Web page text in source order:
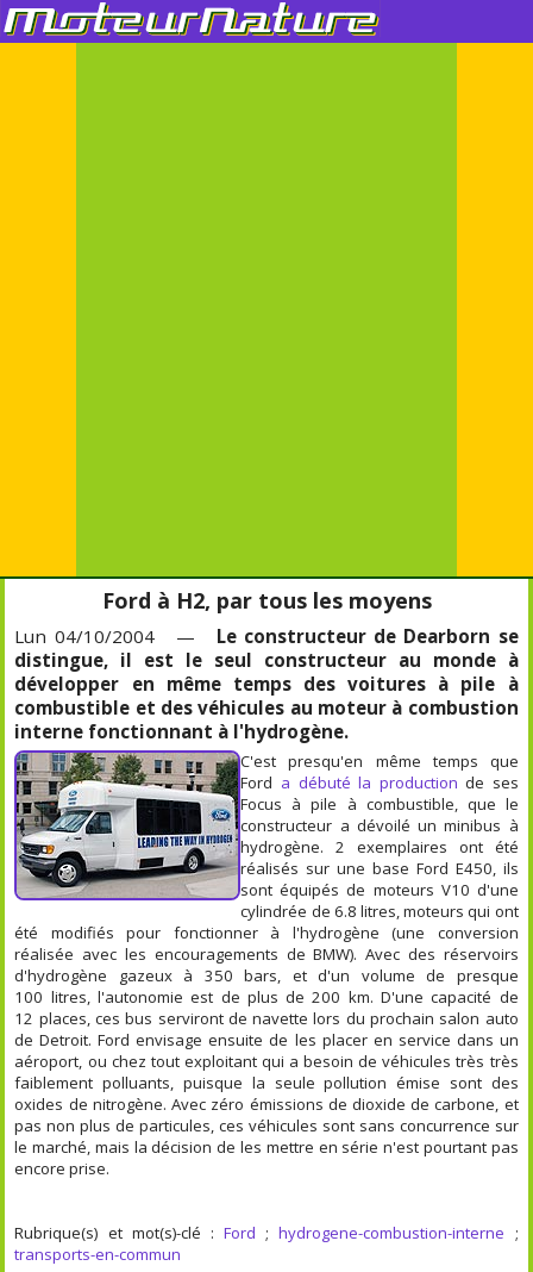
Ford à H2, par tous les moyens
Lun 04/10/2004 — Le constructeur de Dearborn se
distingue, il est le seul constructeur au monde à
développer en même temps des voitures à pile à
combustible et des véhicules au moteur à combustion
interne fonctionnant à l'hydrogène.
C'est presqu'en même temps que
Ford a débuté la production de ses
Focus à pile à combustible, que le
constructeur a dévoilé un minibus à
hydrogène. 2 exemplaires ont été
réalisés sur une base Ford E450, ils
sont équipés de moteurs V10 d'une
cylindrée de 6.8 litres, moteurs qui ont
été modifiés pour fonctionner à l'hydrogène (une conversion
réalisée avec les encouragements de BMW). Avec des réservoirs
d'hydrogène gazeux à 350 bars, et d'un volume de presque
100 litres, l'autonomie est de plus de 200 km. D'une capacité de
12 places, ces bus serviront de navette lors du prochain salon auto
de Detroit. Ford envisage ensuite de les placer en service dans un
aéroport, ou chez tout exploitant qui a besoin de véhicules très très
faiblement polluants, puisque la seule pollution émise sont des
oxides de nitrogène. Avec zéro émissions de dioxide de carbone, et
pas non plus de particules, ces véhicules sont sans concurrence sur
le marché, mais la décision de les mettre en série n'est pourtant pas
encore prise.
Rubrique(s) et mot(s)-clé :Ford ;hydrogene-combustion-interne ;
transports-en-commun